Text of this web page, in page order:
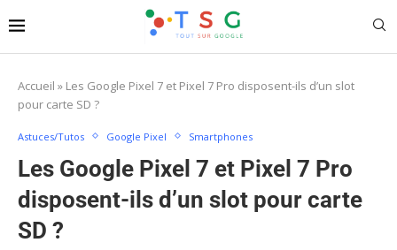
Accueil » Les Google Pixel 7 et Pixel 7 Pro disposent-ils d’un slot
pour carte SD ?
Astuces/Tutos Google Pixel Smartphones
Les Google Pixel 7 et Pixel 7 Pro
disposent-ils d’un slot pour carte
SD ?